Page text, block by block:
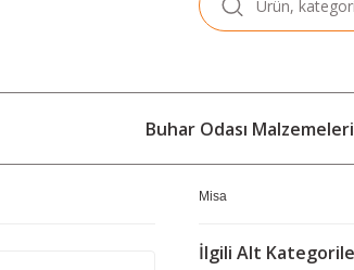
Buhar Odası Malzemeleri
Misa
İlgili Alt